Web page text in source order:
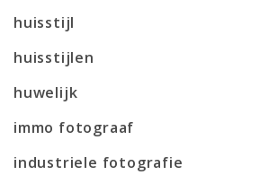
huisstijl
huisstijlen
huwelijk
immo fotograaf
industriele fotografie